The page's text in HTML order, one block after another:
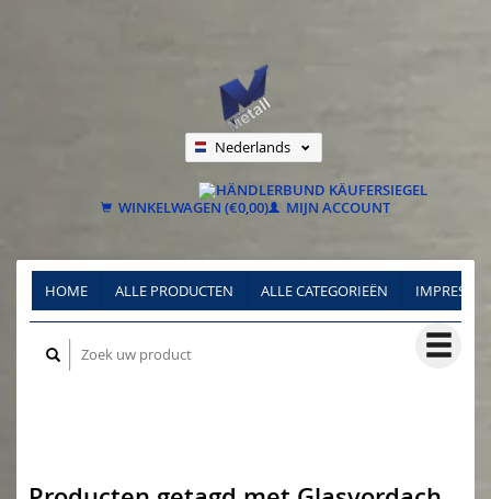
Nederlands
Français
WINKELWAGEN (€0,00) MIJN ACCOUNT
HOME ALLE PRODUCTEN ALLE CATEGORIEËN